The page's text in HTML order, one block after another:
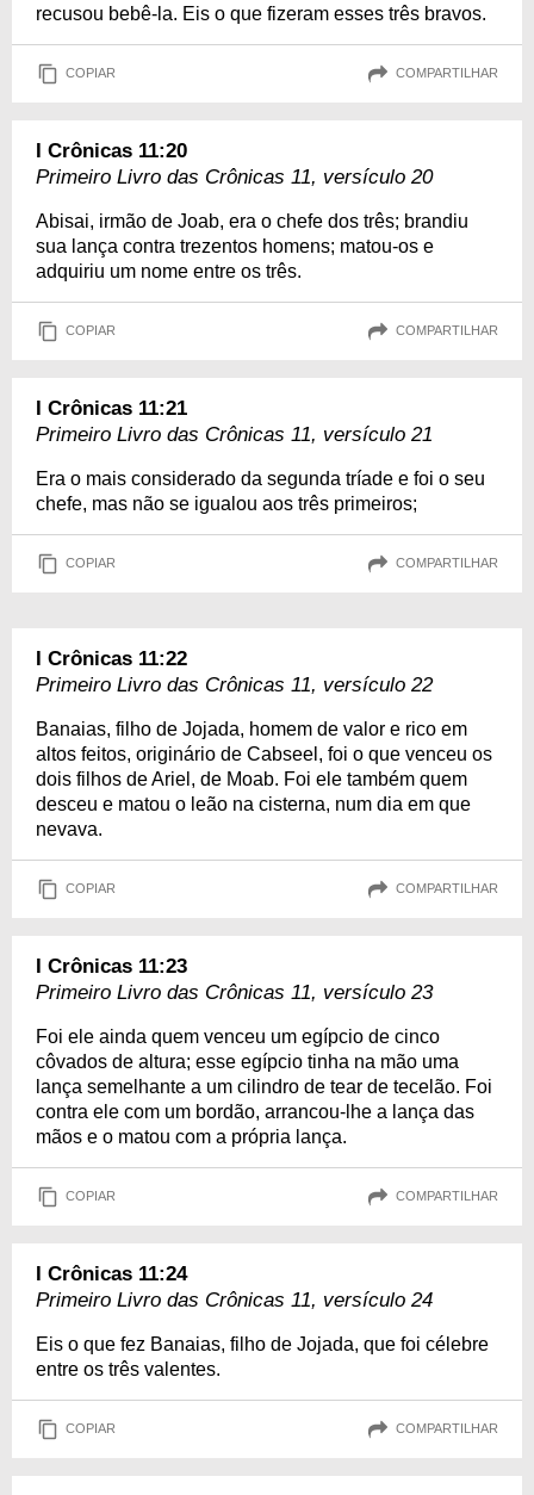
recusou bebê-la. Eis o que fizeram esses três bravos.
COPIAR COMPARTILHAR
I Crônicas 11:20
Primeiro Livro das Crônicas 11, versículo 20
Abisai, irmão de Joab, era o chefe dos três; brandiu
sua lança contra trezentos homens; matou-os e
adquiriu um nome entre os três.
COPIAR COMPARTILHAR
I Crônicas 11:21
Primeiro Livro das Crônicas 11, versículo 21
Era o mais considerado da segunda tríade e foi o seu
chefe, mas não se igualou aos três primeiros;
COPIAR COMPARTILHAR
I Crônicas 11:22
Primeiro Livro das Crônicas 11, versículo 22
Banaias, filho de Jojada, homem de valor e rico em
altos feitos, originário de Cabseel, foi o que venceu os
dois filhos de Ariel, de Moab. Foi ele também quem
desceu e matou o leão na cisterna, num dia em que
nevava.
COPIAR COMPARTILHAR
I Crônicas 11:23
Primeiro Livro das Crônicas 11, versículo 23
Foi ele ainda quem venceu um egípcio de cinco
côvados de altura; esse egípcio tinha na mão uma
lança semelhante a um cilindro de tear de tecelão. Foi
contra ele com um bordão, arrancou-lhe a lança das
mãos e o matou com a própria lança.
COPIAR COMPARTILHAR
I Crônicas 11:24
Primeiro Livro das Crônicas 11, versículo 24
Eis o que fez Banaias, filho de Jojada, que foi célebre
entre os três valentes.
COPIAR COMPARTILHAR